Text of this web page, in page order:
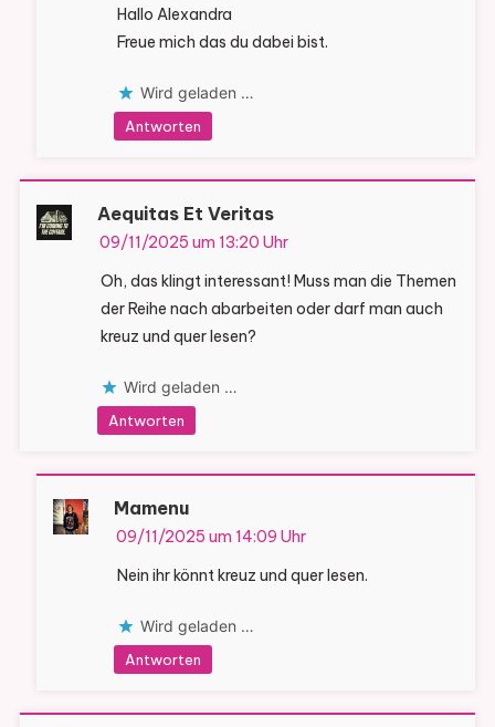
Hallo Alexandra
Freue mich das du dabei bist.
Wird geladen …
Antworten
Aequitas Et Veritas
09/11/2025 um 13:20 Uhr
Oh, das klingt interessant! Muss man die Themen
der Reihe nach abarbeiten oder darf man auch
kreuz und quer lesen?
Wird geladen …
Antworten
Mamenu
09/11/2025 um 14:09 Uhr
Nein ihr könnt kreuz und quer lesen.
Wird geladen …
Antworten